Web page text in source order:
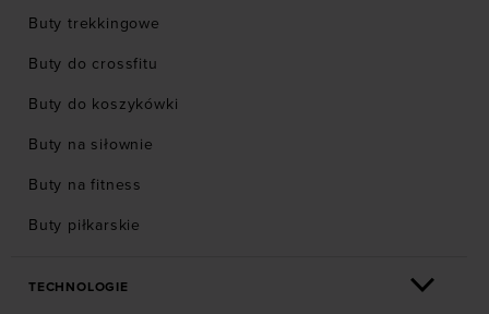
Buty trekkingowe
Buty do crossfitu
Buty do koszykówki
Buty na siłownie
Buty na fitness
Buty piłkarskie
TECHNOLOGIE